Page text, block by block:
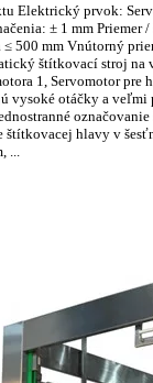
Elektrický prvok:
± 1 mm Priemer
≤ 500 mm Vnútorný
štítkovací stroj na
1, Servomotor pre
vysoké otáčky a veľmi
štítkovacej hlavy v